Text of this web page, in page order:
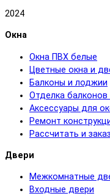
2024
Окна
Окна ПВХ белые
Цветные окна и
Балконы и лоджии
Отделка
Аксессуары для
Ремонт
Рассчитать и
Двери
Межкомнатные
Входные двери